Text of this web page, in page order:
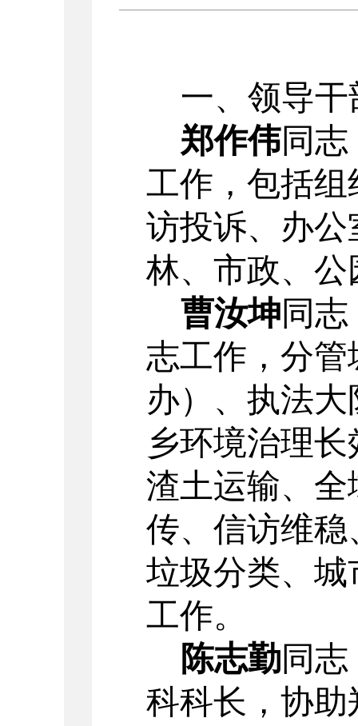
一、 领导干
郑作伟同志
工作，包括
访投诉、 办公
林、市政、
曹汝坤同
志工作，分
办）、执法大
乡环境治理
渣土运输、
传、信访维
垃圾分类、
工作。
陈志勤同
科科长，协